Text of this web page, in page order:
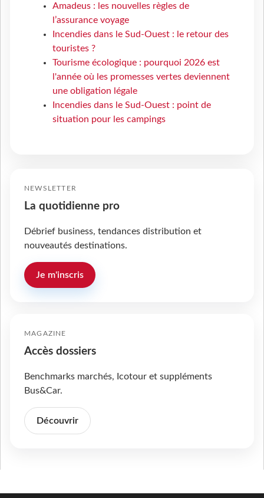
Amadeus : les nouvelles règles de
l’assurance voyage
Incendies dans le Sud-Ouest : le retour des
touristes ?
Tourisme écologique : pourquoi 2026 est
l'année où les promesses vertes deviennent
une obligation légale
Incendies dans le Sud-Ouest : point de
situation pour les campings
NEWSLETTER
La quotidienne pro
Débrief business, tendances distribution et
nouveautés destinations.
Je m'inscris
MAGAZINE
Accès dossiers
Benchmarks marchés, Icotour et suppléments
Bus&Car.
Découvrir